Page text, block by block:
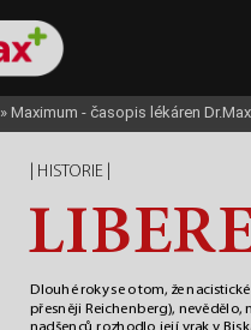
Dlouhé roky se o tom, že
přesněji Reichenberg), nevědělo,
nadšenců rozhodlo její vrak v Bisk
HISTORIE
» Maximum - časopis lékáren Dr.Max